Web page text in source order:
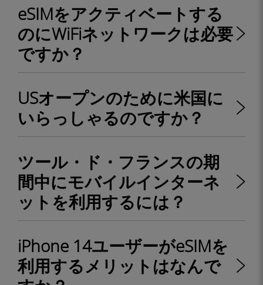
eSIMをアクティベートする
のにWiFiネットワークは必要
ですか？
USオープンのために米国に
いらっしゃるのですか？
ツール・ド・フランスの期
間中にモバイルインターネ
ットを利用するには？
iPhone 14ユーザーがeSIMを
利用するメリットはなんで